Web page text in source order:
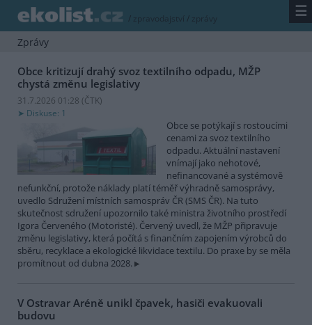
/ zpravodajství / zprávy ☰
Zprávy
Obce kritizují drahý svoz textilního odpadu, MŽP
chystá změnu legislativy
31.7.2026 01:28 (ČTK)
Diskuse: 1
Obce se potýkají s rostoucími
cenami za svoz textilního
odpadu. Aktuální nastavení
vnímají jako nehotové,
nefinancované a systémově
nefunkční, protože náklady platí téměř výhradně samosprávy,
uvedlo Sdružení místních samospráv ČR (SMS ČR). Na tuto
skutečnost sdružení upozornilo také ministra životního prostředí
Igora Červeného (Motoristé). Červený uvedl, že MŽP připravuje
změnu legislativy, která počítá s finančním zapojením výrobců do
sběru, recyklace a ekologické likvidace textilu. Do praxe by se měla
promítnout od dubna 2028.
V Ostravar Aréně unikl čpavek, hasiči evakuovali
budovu